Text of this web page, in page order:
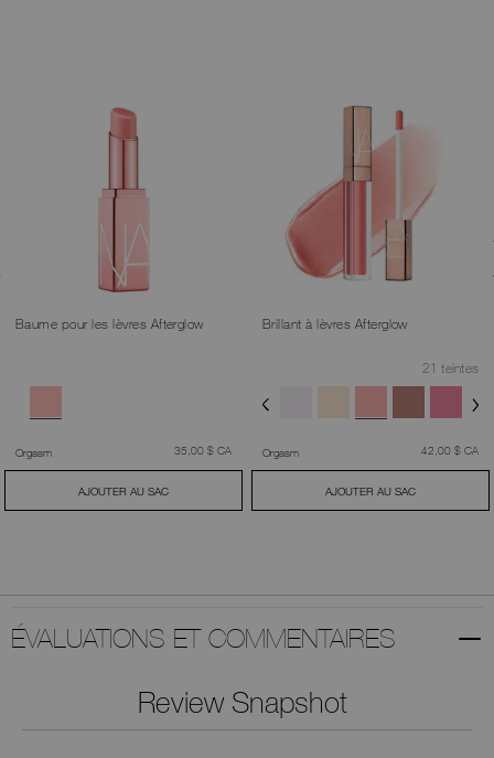
Baume pour les lèvres Afterglow
Orgasm était
35,00 $ CA
AJOUTER AU SAC
Brillant à lèvres Afterglow
21 teintes
Orgasm était
42,00 $ CA
AJOUTER AU SAC
ÉVALUATIONS ET COMMENTAIRES
Review Snapshot